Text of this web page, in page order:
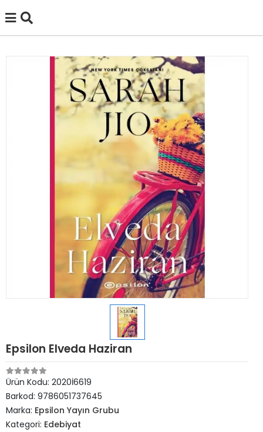
Epsilon Elveda Haziran
Ürün Kodu: 2020İ6619
Barkod: 9786051737645
Marka: Epsilon Yayın Grubu
Kategori: Edebiyat